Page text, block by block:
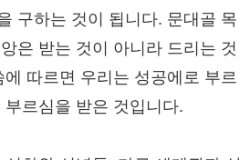
구하는 것이 됩니다. 문대골 목
은 받는 것이 아니라 드리는 것
따르면 우리는 성공에로 부르
르심을 받은 것입니다.